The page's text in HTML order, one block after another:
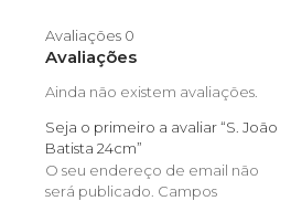
Avaliações 0
Avaliações
Ainda não existem avaliações.
Seja o primeiro a avaliar “S. João
Batista 24cm”
O seu endereço de email não
será publicado. Campos